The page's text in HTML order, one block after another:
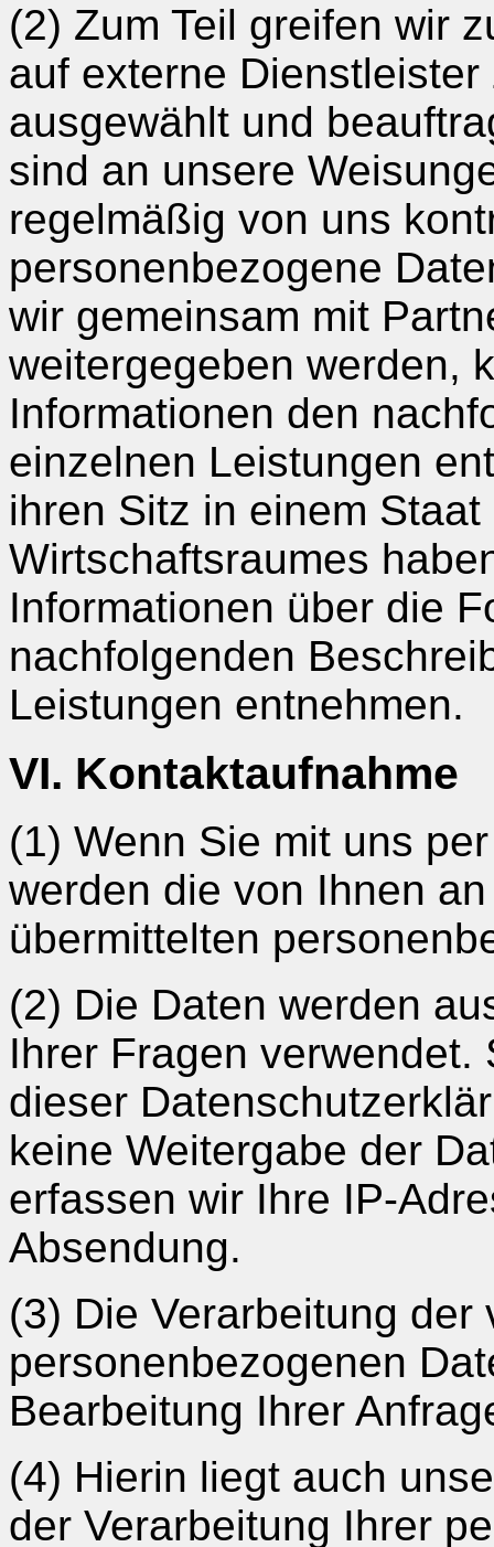
(2) Zum Teil greifen wir
auf externe
ausgewählt und
sind an unsere
regelmäßig von uns
personenbezogene
wir gemeinsam mit
weitergegeben werden,
Informationen den
einzelnen Leistungen
ihren Sitz in einem
Wirtschaftsraumes
Informationen über die
nachfolgenden
Leistungen entnehmen.
VI. Kontaktaufnahme
(1) Wenn Sie mit uns
werden die von Ihnen
übermittelten
(2) Die Daten werden
Ihrer Fragen
dieser
keine Weitergabe der
erfassen wir Ihre IP-
Absendung.
(3) Die Verarbeitung der
personenbezogenen
Bearbeitung Ihrer
(4) Hierin liegt auch
der Verarbeitung Ihrer